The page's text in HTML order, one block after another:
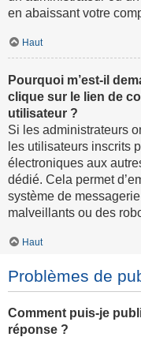
en abaissant votre
Haut
Pourquoi m’est-il
clique sur le lien de
utilisateur ?
Si les administrateurs
les utilisateurs inscrits
électroniques aux
dédié. Cela permet
système de
malveillants ou des
Haut
Problèmes de
Comment puis-je
réponse ?